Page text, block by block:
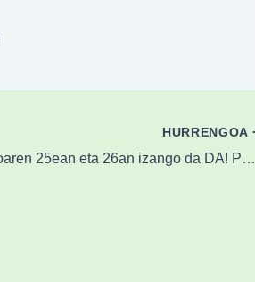
HURRENGOA
Azaroaren 25ean eta 26an izango da DA! PRO topaketaren edizioa berria Durangon